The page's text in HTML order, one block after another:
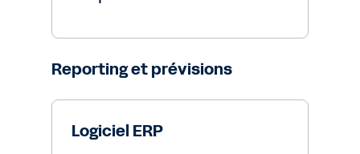
Reporting et prévisions
Logiciel ERP